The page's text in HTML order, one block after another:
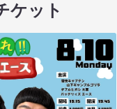
ケット